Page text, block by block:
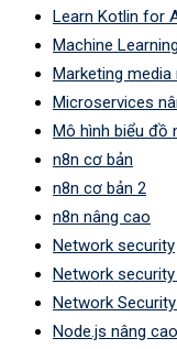
Learn Kotlin for
Machine
Marketing media
Microservices
Mô hình biểu đồ
n8n cơ bản
n8n cơ bản 2
n8n nâng cao
Network security
Network
Network
Node.js nâng cao